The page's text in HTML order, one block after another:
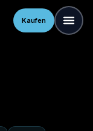
Kaufen